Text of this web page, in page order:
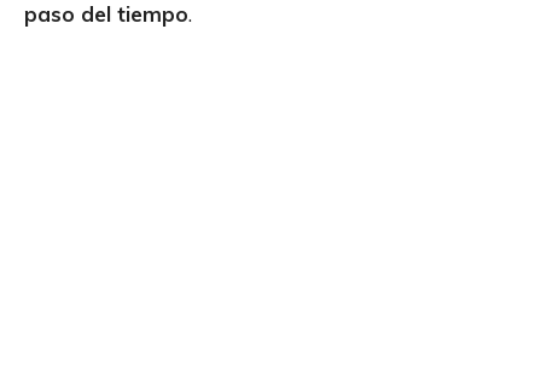
paso del tiempo.